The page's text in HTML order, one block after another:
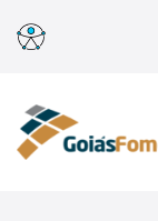
para
conteúdo